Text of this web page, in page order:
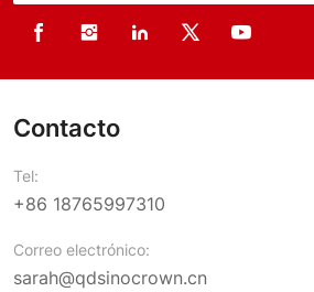
Contacto
Tel:
+86 18765997310
Correo electrónico:
sarah@qdsinocrown.cn